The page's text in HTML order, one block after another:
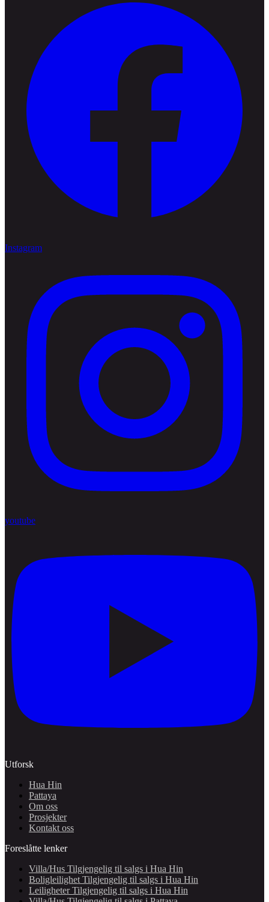
Instagram
youtube
Utforsk
Hua Hin
Pattaya
Om oss
Prosjekter
Kontakt oss
Foreslåtte lenker
Villa/Hus Tilgjengelig til salgs i Hua Hin
Boligleilighet Tilgjengelig til salgs i Hua Hin
Leiligheter Tilgjengelig til salgs i Hua Hin